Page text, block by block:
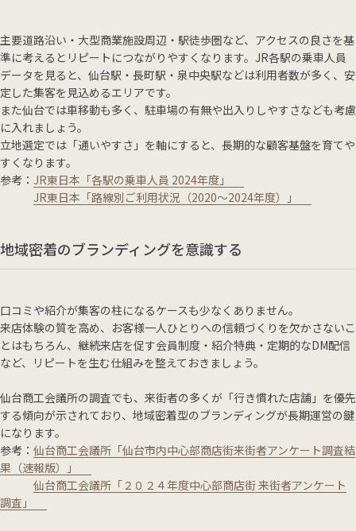
主要道路沿い・大型商業施設周辺・駅徒歩圏など、アクセスの良さを基
準に考えるとリピートにつながりやすくなります。JR各駅の乗車人員
データを見ると、仙台駅・長町駅・泉中央駅などは利用者数が多く、安
定した集客を見込めるエリアです。
また仙台では車移動も多く、駐車場の有無や出入りしやすさなども考慮
に入れましょう。
立地選定では「通いやすさ」を軸にすると、長期的な顧客基盤を育てや
すくなります。
参考： JR東日本「各駅の乗車人員 2024年度」
JR東日本「路線別ご利用状況（2020～2024年度）」
地域密着のブランディングを意識する
口コミや紹介が集客の柱になるケースも少なくありません。
来店体験の質を高め、お客様一人ひとりへの信頼づくりを欠かさないこ
とはもちろん、継続来店を促す会員制度・紹介特典・定期的なDM配信
など、リピートを生む仕組みを整えておきましょう。
仙台商工会議所の調査でも、来街者の多くが「行き慣れた店舗」を優先
する傾向が示されており、地域密着型のブランディングが長期運営の鍵
になります。
参考： 仙台商工会議所「仙台市内中心部商店街来街者アンケート調査結
果（速報版）」
仙台商工会議所「２０２４年度中心部商店街 来街者アンケート
調査」